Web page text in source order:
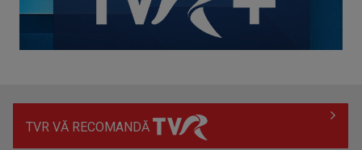
TVR VĂ RECOMANDĂ